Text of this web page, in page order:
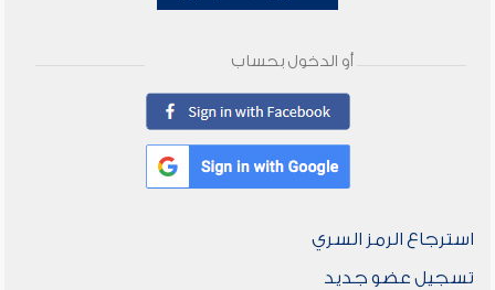
أو الدخول بحساب
استرجاع الرمز السري
تسجيل عضو جديد